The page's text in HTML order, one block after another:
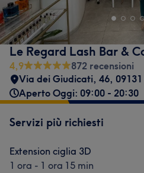
Le Regard Lash Bar &
4,9
872 recensioni
Via dei Giudicati, 46,
Aperto Oggi: 09:00 - 20:30
Servizi più richiesti
Extension ciglia 3D
1 ora - 1 ora 15 min